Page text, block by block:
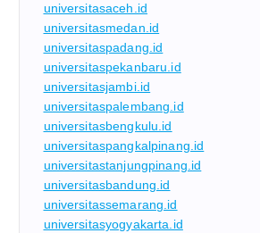
universitasaceh.id
universitasmedan.id
universitaspadang.id
universitaspekanbaru.id
universitasjambi.id
universitaspalembang.id
universitasbengkulu.id
universitaspangkalpinang.id
universitastanjungpinang.id
universitasbandung.id
universitassemarang.id
universitasyogyakarta.id